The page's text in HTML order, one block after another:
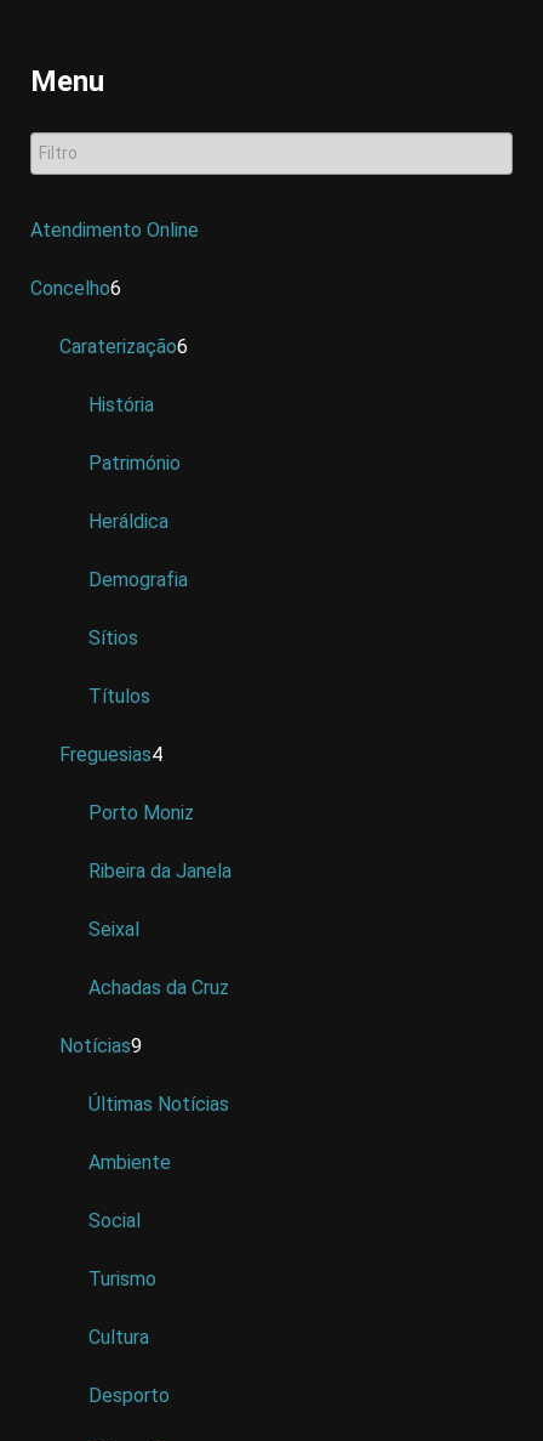
Menu
Atendimento Online
Concelho6
Caraterização6
História
Património
Heráldica
Demografia
Sítios
Títulos
Freguesias4
Porto Moniz
Ribeira da Janela
Seixal
Achadas da Cruz
Notícias9
Últimas Notícias
Ambiente
Social
Turismo
Cultura
Desporto